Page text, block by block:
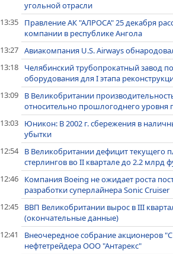
угольной отрасли
13:35
Правление АК "АЛРОСА" 25 декабря
компании в республике Ангола
13:27 Авиакомпания U.S. Airways
13:18
Челябинский трубопрокатный завод
оборудования для I этапа
13:09
В Великобритании
относительно прошлогоднего уровня
13:03
Юникон: В 2002 г. сбережения в
убытки
12:54
В Великобритании дефицит текущего
стерлингов во II квартале до 2.2 млрд
12:46
Компания Boeing не ожидает роста
разработки суперлайнера Sonic Cruiser
12:45
ВВП Великобритании вырос в III
(окончательные данные)
12:41
Внеочередное собрание акционеров
нефтетрейдера ООО "Антарекс"